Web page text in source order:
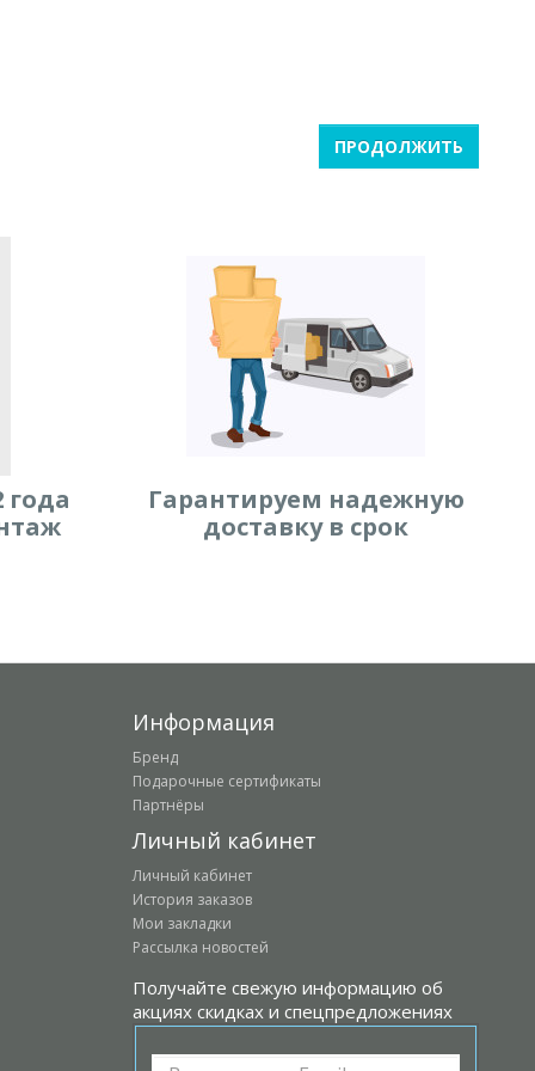
ПРОДОЛЖИТЬ
года
Гарантируем надежную
доставку в срок
Информация
Бренд
Подарочные сертификаты
Партнёры
Личный кабинет
Личный кабинет
История заказов
Мои закладки
Рассылка новостей
Получайте свежую информацию об
акциях скидках и спецпредложениях